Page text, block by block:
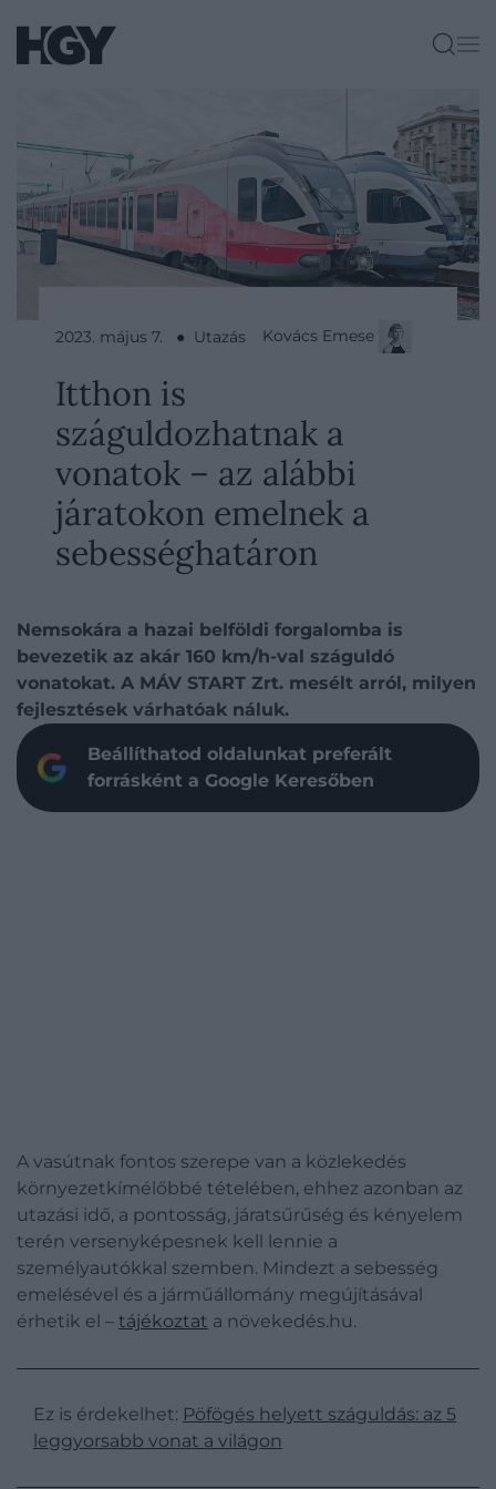
2023. május 7. ● Utazás Kovács Emese
​Itthon is
száguldozhatnak a
vonatok – az alábbi
járatokon emelnek a
sebességhatáron
Nemsokára a hazai belföldi forgalomba is
bevezetik az akár 160 km/h-val száguldó
vonatokat. A MÁV START Zrt. mesélt arról, milyen
fejlesztések várhatóak náluk.
Beállíthatod oldalunkat preferált
forrásként a Google Keresőben
A vasútnak fontos szerepe van a közlekedés
környezetkímélőbbé tételében, ehhez azonban az
utazási idő, a pontosság, járatsűrűség és kényelem
terén versenyképesnek kell lennie a
személyautókkal szemben. Mindezt a sebesség
emelésével és a járműállomány megújításával
érhetik el – tájékoztat a növekedés.hu.
Ez is érdekelhet: Pöfögés helyett száguldás: az 5
leggyorsabb vonat a világon